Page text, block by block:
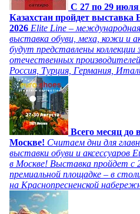
C 27 по 29
Казахстан пройдет выставка
2026 Elite Line –
выставка обуви, меха, кожи и
будут представлены
отечественных
Россия, Турция, Германия,
Всего месяц до
Москве! Считаем дни для
выставки обуви и аксессуаров
в Москве! Выставка пройдет с
премиальной площадке – в
на Краснопресненской